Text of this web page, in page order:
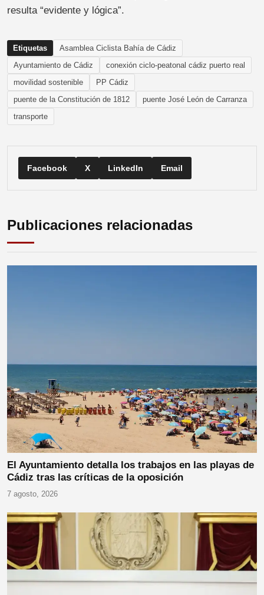
resulta “evidente y lógica”.
Etiquetas
Asamblea Ciclista Bahía de Cádiz
Ayuntamiento de Cádiz
conexión ciclo-peatonal cádiz puerto real
movilidad sostenible
PP Cádiz
puente de la Constitución de 1812
puente José León de Carranza
transporte
Facebook X LinkedIn Email
Publicaciones relacionadas
El Ayuntamiento detalla los trabajos en las playas de
Cádiz tras las críticas de la oposición
7 agosto, 2026